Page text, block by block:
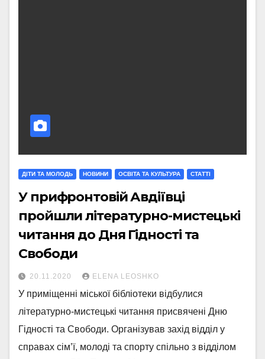
ДІТИ ТА МОЛОДЬ НОВИНИ ОСВІТА ТА КУЛЬТУРА СТАТТI
У прифронтовій Авдіївці
пройшли літературно-мистецькі
читання до Дня Гідності та
Свободи
20.11.2020 ELENA LEOSHKO
У приміщенні міської бібліотеки відбулися
літературно-мистецькі читання присвячені Дню
Гідності та Свободи. Організував захід відділ у
справах сім’ї, молоді та спорту спільно з відділом